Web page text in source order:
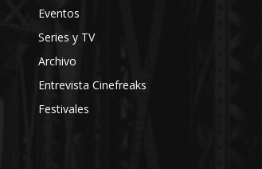
Eventos
Series y TV
Archivo
Entrevista Cinefreaks
Festivales